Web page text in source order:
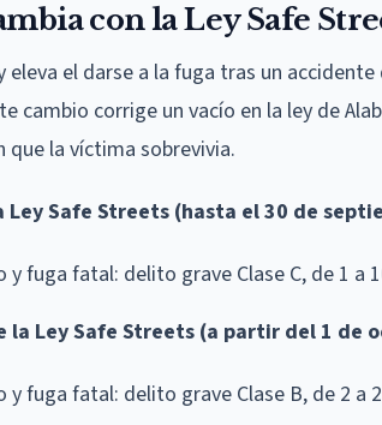
con la Ley Safe
eleva el darse a la fuga tras un
cambio corrige un vacío en la ley de
que la víctima sobrevivia.
Ley Safe Streets (hasta el 30 de
y fuga fatal: delito grave Clase C, de 1 a
la Ley Safe Streets (a partir del 1 de
y fuga fatal: delito grave Clase B, de 2 a